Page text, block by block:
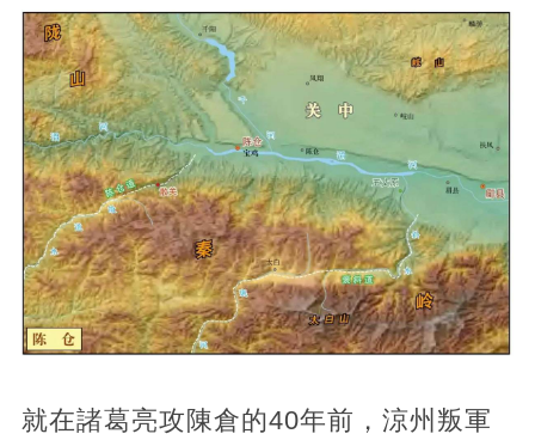
就在諸葛亮攻陳倉的40年前，涼州叛軍